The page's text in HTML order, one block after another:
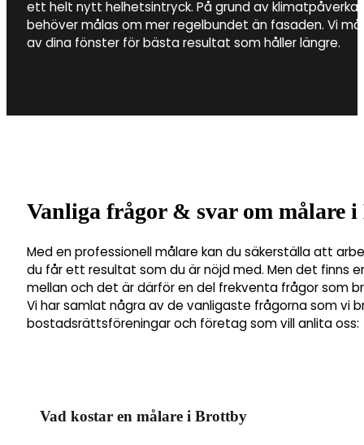
ett helt nytt helhetsintryck. På grund av
behöver målas om mer regelbundet än fasaden. Vi
av dina fönster för bästa resultat som håller längre.
Vanliga frågor & svar om målare
Med en professionell målare kan du säkerställa att
du får ett resultat som du är nöjd med. Men det finns
mellan och det är därför en del frekventa frågor som
Vi har samlat några av de vanligaste frågorna som vi
bostadsrättsföreningar och företag som vill anlita oss:
Vad kostar en målare i Brottby